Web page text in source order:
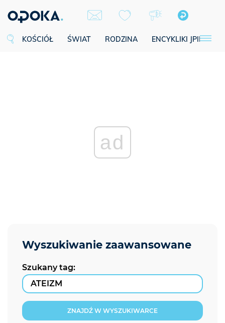
KOŚCIÓŁ ŚWIAT RODZINA ENCYKLIKI JPII
ad
Szukany tag:
ZNAJDŹ W WYSZUKIWARCE